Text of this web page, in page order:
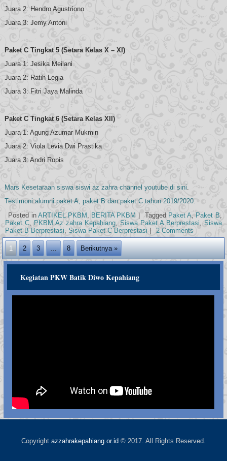
Juara 2: Hendro Agustriono
Juara 3: Jemy Antoni
Paket C Tingkat 5 (Setara Kelas X – XI)
Juara 1: Jesika Meilani
Juara 2: Ratih Legia
Juara 3: Fitri Jaya Malinda
Paket C Tingkat 6 (Setara Kelas XII)
Juara 1: Agung Azumar Mukmin
Juara 2: Viola Levia Dwi Prastika
Juara 3: Andri Ropis
Mars Kesetaraan siswa siswi az zahra channel youtube di sini
Testimoni alumni paket A, paket B dan paket C tahun 2019/2020.
Posted in ARTIKEL PKBM BERITA PKBM | Tagged Paket A Paket B
Paket C
PKBM Az zahra Kepahiang Siswa Paket A Berprestasi
Siswa
Paket B Berprestasi ,Siswa Paket C Berprestasi | 2 Comments
1 2 3 … 8 Berikutnya »
Kegiatan PKW Batik Diwo Kepahiang
Copyright azzahrakepahiang.or.id © 2017. All Rights Reserved.